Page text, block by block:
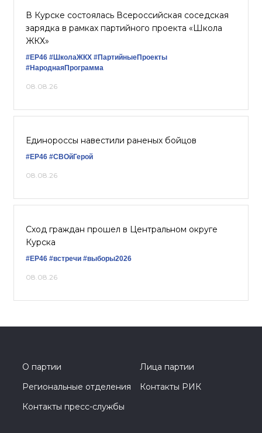
В Курске состоялась Всероссийская соседская
зарядка в рамках партийного проекта «Школа
ЖКХ»
#ЕР46 #ШколаЖКХ #ПартийныеПроекты
#НароднаяПрограмма
08.08.26
Единороссы навестили раненых бойцов
#ЕР46 #СВОйГерой
08.08.26
Сход граждан прошел в Центральном округе
Курска
#ЕР46 #встречи #выборы2026
08.08.26
О партии
Лица партии
Региональные отделения
Контакты РИК
Контакты пресс-службы